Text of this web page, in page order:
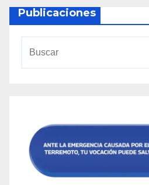
Publicaciones